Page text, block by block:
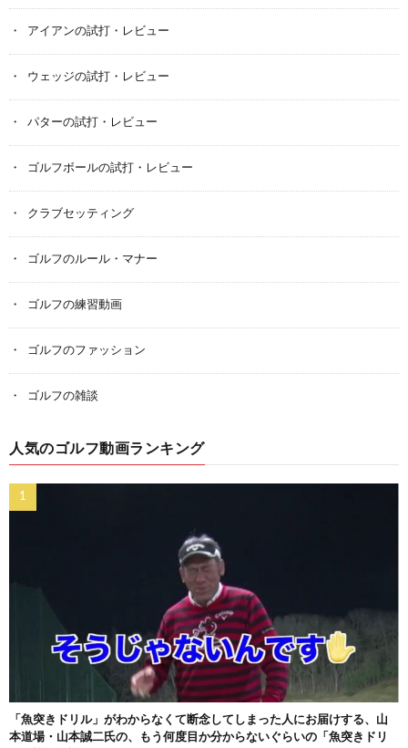
アイアンの試打・レビュー
ウェッジの試打・レビュー
パターの試打・レビュー
ゴルフボールの試打・レビュー
クラブセッティング
ゴルフのルール・マナー
ゴルフの練習動画
ゴルフのファッション
ゴルフの雑談
人気のゴルフ動画ランキング
「魚突きドリル」がわからなくて断念してしまった人にお届けする、山
本道場・山本誠二氏の、もう何度目か分からないぐらいの「魚突きドリ